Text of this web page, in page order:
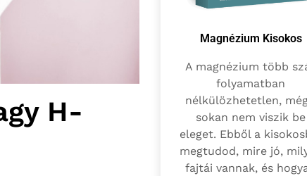
H-
Magnézium Kisokos
A magnézium több
folyamatban
nélkülözhetetlen,
sokan nem viszik be
eleget. Ebből a
megtudod, mire jó,
fajtái vannak, és